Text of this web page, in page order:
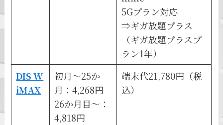
5Gプラン対応
⇒ギガ放題プラス
（ギガ放題プラスプ
ラン1年）
DIS W
iMAX
初月～25か
月：4,268円
26か月目～：
4,818円
端末代21,780円（税
込）